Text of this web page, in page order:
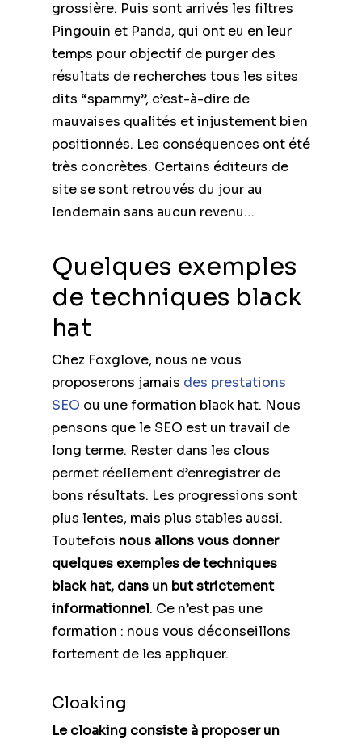
grossière. Puis sont arrivés les filtres
Pingouin et Panda, qui ont eu en leur
temps pour objectif de purger des
résultats de recherches tous les sites
dits “spammy”, c’est-à-dire de
mauvaises qualités et injustement bien
positionnés. Les conséquences ont été
très concrètes. Certains éditeurs de
site se sont retrouvés du jour au
lendemain sans aucun revenu…
Quelques exemples
de techniques black
hat
Chez Foxglove, nous ne vous
proposerons jamais des prestations
SEO ou une formation black hat. Nous
pensons que le SEO est un travail de
long terme. Rester dans les clous
permet réellement d’enregistrer de
bons résultats. Les progressions sont
plus lentes, mais plus stables aussi.
Toutefois nous allons vous donner
quelques exemples de techniques
black hat, dans un but strictement
informationnel. Ce n’est pas une
formation : nous vous déconseillons
fortement de les appliquer.
Cloaking
Le cloaking consiste à proposer un